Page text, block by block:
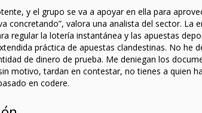
y el grupo se va a apoyar en ella para
concretando”, valora una analista del sector. La
regular la lotería instantánea y las apuestas
práctica de apuestas clandestinas. No he
de dinero de prueba. Me deniegan los
motivo, tardan en contestar, no tienes a quien
en codere.